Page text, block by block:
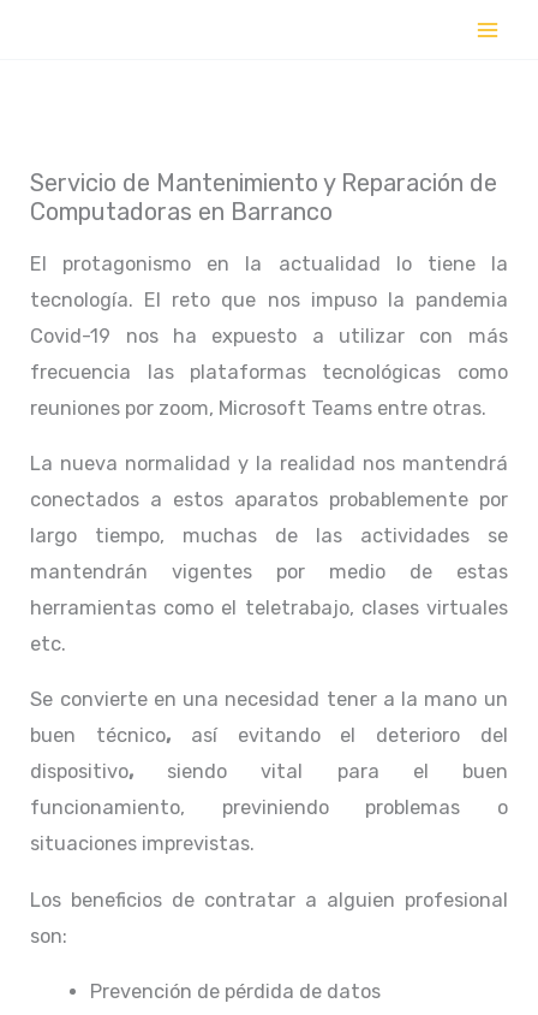
Servicio de Mantenimiento y Reparación de
Computadoras en Barranco
El protagonismo en la actualidad lo tiene la
tecnología. El reto que nos impuso la pandemia
Covid-19 nos ha expuesto a utilizar con más
frecuencia las plataformas tecnológicas como
reuniones por zoom, Microsoft Teams entre otras.
La nueva normalidad y la realidad nos mantendrá
conectados a estos aparatos probablemente por
largo tiempo, muchas de las actividades se
mantendrán vigentes por medio de estas
herramientas como el teletrabajo, clases virtuales
etc.
Se convierte en una necesidad tener a la mano un
buen técnico, así evitando el deterioro del
dispositivo, siendo vital para el buen
funcionamiento, previniendo problemas o
situaciones imprevistas.
Los beneficios de contratar a alguien profesional
son:
Prevención de pérdida de datos